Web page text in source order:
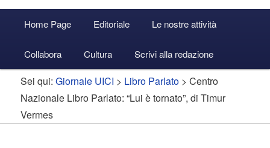
principale
Vai
al
contenuto
principale
Vai
al
contenuto
secondario
Accedi
Home Page Editoriale Le nostre attività
Collabora Cultura Scrivi alla redazione
Sei qui:Giornale UICI > Libro Parlato > Centro
Nazionale Libro Parlato: “Lui è tornato”, di Timur
Vermes